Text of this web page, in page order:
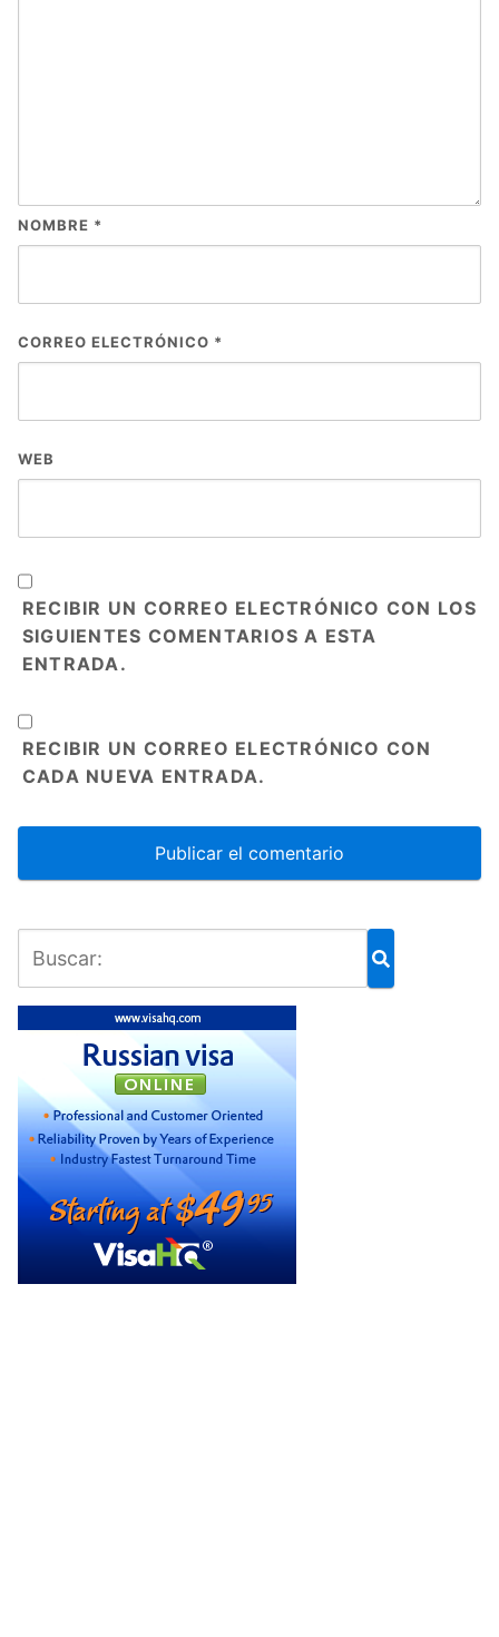
NOMBRE *
CORREO ELECTRÓNICO *
WEB
RECIBIR UN CORREO ELECTRÓNICO CON LOS
SIGUIENTES COMENTARIOS A ESTA
ENTRADA.
RECIBIR UN CORREO ELECTRÓNICO CON
CADA NUEVA ENTRADA.